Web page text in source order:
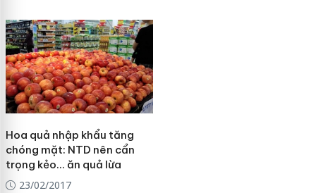
Hoa quả nhập khẩu tăng
chóng mặt: NTD nên cẩn
trọng kẻo... ăn quả lừa
23/02/2017